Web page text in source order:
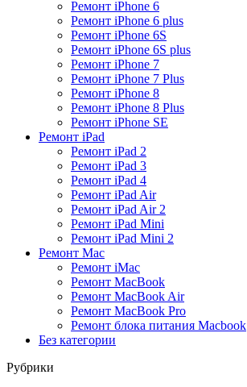
Ремонт iPhone 6
Ремонт iPhone 6 plus
Ремонт iPhone 6S
Ремонт iPhone 6S plus
Ремонт iPhone 7
Ремонт iPhone 7 Plus
Ремонт iPhone 8
Ремонт iPhone 8 Plus
Ремонт iPhone SE
Ремонт iPad
Ремонт iPad 2
Ремонт iPad 3
Ремонт iPad 4
Ремонт iPad Air
Ремонт iPad Air 2
Ремонт iPad Mini
Ремонт iPad Mini 2
Ремонт Mac
Ремонт iMac
Ремонт MacBook
Ремонт MacBook Air
Ремонт MacBook Pro
Ремонт блока питания Macbook
Без категории
Рубрики